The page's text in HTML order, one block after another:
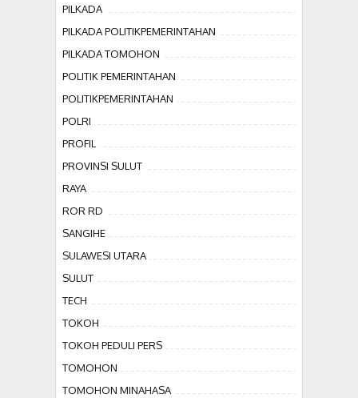
PILKADA
PILKADA POLITIKPEMERINTAHAN
PILKADA TOMOHON
POLITIK PEMERINTAHAN
POLITIKPEMERINTAHAN
POLRI
PROFIL
PROVINSI SULUT
RAYA
ROR RD
SANGIHE
SULAWESI UTARA
SULUT
TECH
TOKOH
TOKOH PEDULI PERS
TOMOHON
TOMOHON MINAHASA